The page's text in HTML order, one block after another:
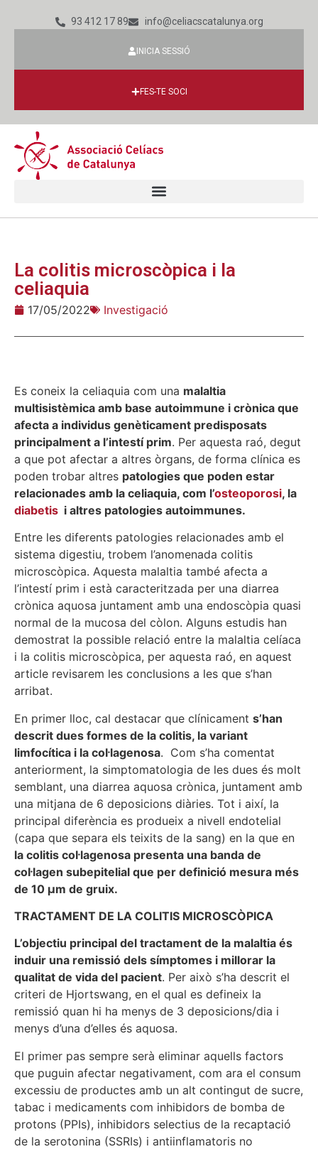
93 412 17 89 info@celiacscatalunya.org
INICIA SESSIÓ
FES-TE SOCI
La colitis microscòpica i la
celiaquia
17/05/2022 Investigació
Es coneix la celiaquia com una malaltia
multisistèmica amb base autoimmune i crònica que
afecta a individus genèticament predisposats
principalment a l’intestí prim. Per aquesta raó, degut
a que pot afectar a altres òrgans, de forma clínica es
poden trobar altres patologies que poden estar
relacionades amb la celiaquia, com l’osteoporosi, la
diabetis i altres patologies autoimmunes.
Entre les diferents patologies relacionades amb el
sistema digestiu, trobem l’anomenada colitis
microscòpica. Aquesta malaltia també afecta a
l’intestí prim i està caracteritzada per una diarrea
crònica aquosa juntament amb una endoscòpia quasi
normal de la mucosa del còlon. Alguns estudis han
demostrat la possible relació entre la malaltia celíaca
i la colitis microscòpica, per aquesta raó, en aquest
article revisarem les conclusions a les que s’han
arribat.
En primer lloc, cal destacar que clínicament s’han
descrit dues formes de la colitis, la variant
limfocítica i la col·lagenosa. Com s’ha comentat
anteriorment, la simptomatologia de les dues és molt
semblant, una diarrea aquosa crònica, juntament amb
una mitjana de 6 deposicions diàries. Tot i així, la
principal diferència es produeix a nivell endotelial
(capa que separa els teixits de la sang) en la que en
la colitis col·lagenosa presenta una banda de
col·lagen subepitelial que per definició mesura més
de 10 µm de gruix.
TRACTAMENT DE LA COLITIS MICROSCÒPICA
L’objectiu principal del tractament de la malaltia és
induir una remissió dels símptomes i millorar la
qualitat de vida del pacient. Per això s’ha descrit el
criteri de Hjortswang, en el qual es defineix la
remissió quan hi ha menys de 3 deposicions/dia i
menys d’una d’elles és aquosa.
El primer pas sempre serà eliminar aquells factors
que puguin afectar negativament, com ara el consum
excessiu de productes amb un alt contingut de sucre,
tabac i medicaments com inhibidors de bomba de
protons (PPIs), inhibidors selectius de la recaptació
de la serotonina (SSRIs) i antiinflamatoris no